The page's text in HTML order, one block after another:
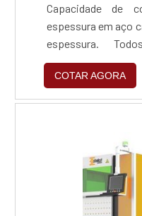
Capacidade de
espessura em aço
espessura.
gerenciados por
que garantem a
certeza do
COTAR AGORA